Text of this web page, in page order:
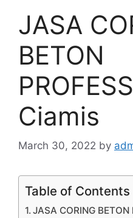
JASA
BETON
Ciamis
March 30, 2022 by
Table of Contents
JASA CORING BETON